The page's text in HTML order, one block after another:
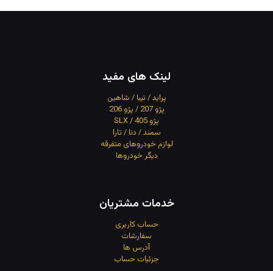
لینک های مفید
پراید / تیبا / شاهین
پژو 207 / پژو 206
پژو 405 / SLX
سمند / دنا / تارا
لوازم خودروهای متفرقه
دیگر خودروها
خدمات مشتریان
حساب کاربری
سفارشات
آدرس ها
جزئیات حساب